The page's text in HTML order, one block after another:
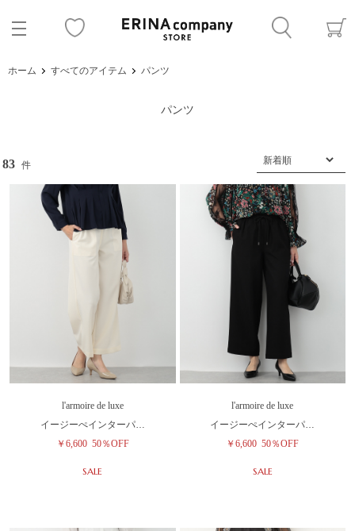
ホーム すべてのアイテム パンツ
パンツ
83 件
l'armoire de luxe
イージーぺインターパ…
￥6,600 50％OFF
SALE
l'armoire de luxe
イージーぺインターパ…
￥6,600 50％OFF
SALE